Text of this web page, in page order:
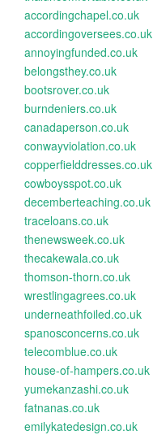
accordingchapel.co.uk
accordingoversees.co.uk
annoyingfunded.co.uk
belongsthey.co.uk
bootsrover.co.uk
burndeniers.co.uk
canadaperson.co.uk
conwayviolation.co.uk
copperfielddresses.co.uk
cowboysspot.co.uk
decemberteaching.co.uk
traceloans.co.uk
thenewsweek.co.uk
thecakewala.co.uk
thomson-thorn.co.uk
wrestlingagrees.co.uk
underneathfoiled.co.uk
spanosconcerns.co.uk
telecomblue.co.uk
house-of-hampers.co.uk
yumekanzashi.co.uk
fatnanas.co.uk
emilykatedesign.co.uk